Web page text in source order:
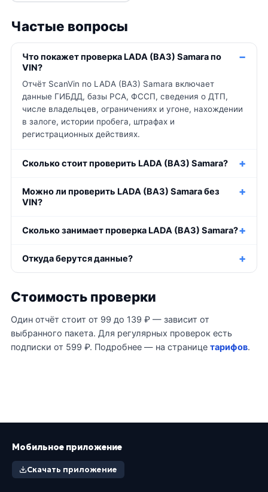
Частые вопросы
Что покажет проверка LADA (ВАЗ) Samara по
VIN?
Отчёт ScanVin по LADA (ВАЗ) Samara включает
данные ГИБДД, базы РСА, ФССП, сведения о ДТП,
числе владельцев, ограничениях и угоне, нахождении
в залоге, истории пробега, штрафах и
регистрационных действиях.
Сколько стоит проверить LADA (ВАЗ) Samara?
Можно ли проверить LADA (ВАЗ) Samara без
VIN?
Сколько занимает проверка LADA (ВАЗ) Samara?
Откуда берутся данные?
Стоимость проверки
Один отчёт стоит от 99 до 139 ₽ — зависит от
выбранного пакета. Для регулярных проверок есть
подписки от 599 ₽. Подробнее — на странице тарифов.
Мобильное приложение
Скачать приложение